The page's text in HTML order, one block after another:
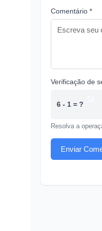
Comentário *
Verificação de
6 - 1 = ?
Resolva a
Enviar